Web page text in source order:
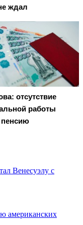
ждал
отсутствие
работы
пенсию
Венесуэлу с
американских